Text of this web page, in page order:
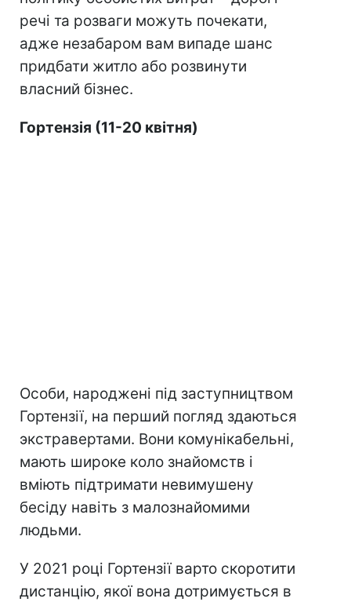
речі та розваги можуть почекати,
адже незабаром вам випаде шанс
придбати житло або розвинути
власний бізнес.
Гортензія (11-20 квітня)
Особи, народжені під заступництвом
Гортензії, на перший погляд здаються
экстравертами. Вони комунікабельні,
мають широке коло знайомств і
вміють підтримати невимушену
бесіду навіть з малознайомими
людьми.
У 2021 році Гортензії варто скоротити
дистанцію, якої вона дотримується в